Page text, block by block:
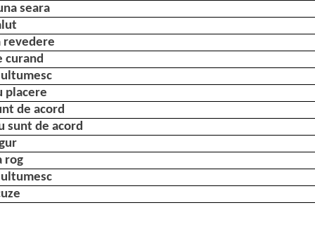
seara
revedere
curand
placere
de acord
sunt de acord
rog